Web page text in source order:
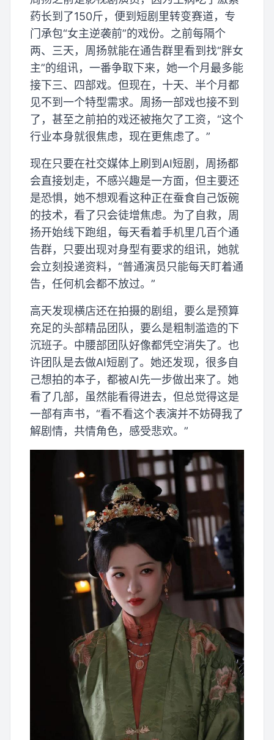
药长到了150斤，便到短剧里转变赛道，专
门承包“女主逆袭前”的戏份。之前每隔个
两、三天，周扬就能在通告群里看到找“胖女
主”的组讯，一番争取下来，她一个月最多能
接下三、四部戏。但现在，十天、半个月都
见不到一个特型需求。周扬一部戏也接不到
了，甚至之前拍的戏还被拖欠了工资，“这个
行业本身就很焦虑，现在更焦虑了。”
现在只要在社交媒体上刷到AI短剧，周扬都
会直接划走，不感兴趣是一方面，但主要还
是恐惧，她不想观看这种正在蚕食自己饭碗
的技术，看了只会徒增焦虑。为了自救，周
扬开始线下跑组，每天看着手机里几百个通
告群，只要出现对身型有要求的组讯，她就
会立刻投递资料，“普通演员只能每天盯着通
告，任何机会都不放过。”
高天发现横店还在拍摄的剧组，要么是预算
充足的头部精品团队，要么是粗制滥造的下
沉班子。中腰部团队好像都凭空消失了。也
许团队是去做AI短剧了。她还发现，很多自
己想拍的本子，都被AI先一步做出来了。她
看了几部，虽然能看得进去，但总觉得这是
一部有声书，“看不看这个表演并不妨碍我了
解剧情，共情角色，感受悲欢。”